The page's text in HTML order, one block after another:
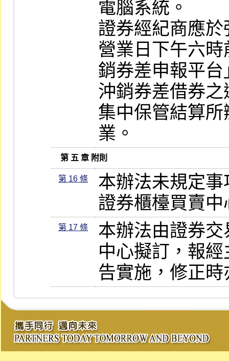
電腦系統。
證券經紀商應
營業日下午六
銷券差申報平
沖銷券差借券
集中保管結算
業。
   第 五 章 附則
第 16 條
本辦法未規定
證券櫃檯買賣
第 17 條
本辦法由證券
中心擬訂，報
告實施，修正時